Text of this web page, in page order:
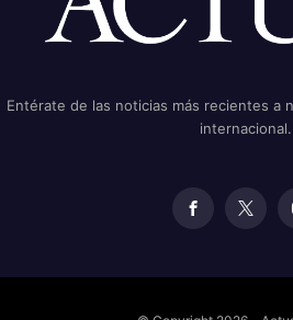
Entérate de las noticias más recientes a
internacional.